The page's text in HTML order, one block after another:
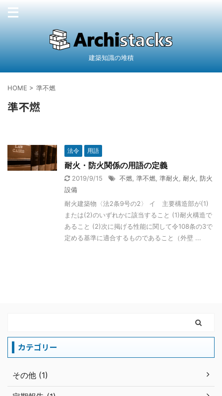
建築知識の堆積
HOME > 準不燃
準不燃
法令 用語
耐火・防火関係の用語の定義
2019/9/15 不燃 準不燃 準耐火 耐火
防火
設備
耐火建築物〈法2条9号の2〉 イ 主要構造部が(1)
または(2)のいずれかに該当すること (1)耐火構造で
あること (2)次に掲げる性能に関して令108条の3で
定める基準に適合するものであること（外壁 ...
カテゴリー
その他 (1)